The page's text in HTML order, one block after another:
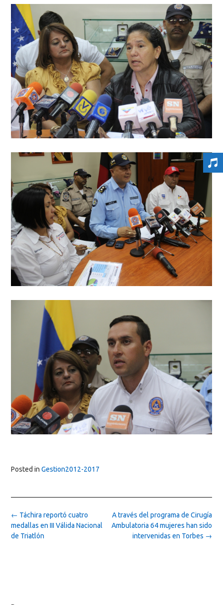
Posted in Gestion2012-2017
Post
navigation
A través del programa de Cirugía
Ambulatoria 64 mujeres han sido
intervenidas en Torbes →
← Táchira reportó cuatro
medallas en III Válida Nacional
de Triatlón